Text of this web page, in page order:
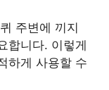
주변에 끼지
합니다. 이렇게
하게 사용할 수